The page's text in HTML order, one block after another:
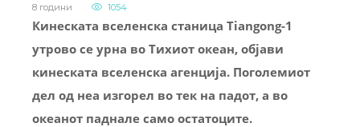
8 години 1054
Кинеската вселенска станица Tiangong-1
утрово се урна во Тихиот океан, објави
кинеската вселенска агенција. Поголемиот
дел од неа изгорел во тек на падот, а во
океанот паднале само остатоците.